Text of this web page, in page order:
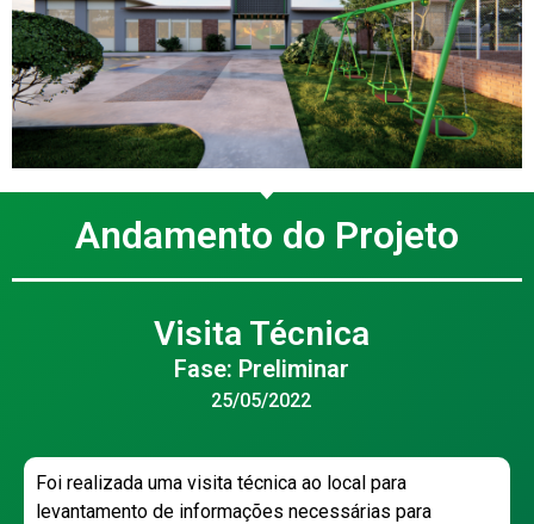
Andamento do Projeto
Visita Técnica
Fase: Preliminar
25/05/2022
Foi realizada uma visita técnica ao local para
levantamento de informações necessárias para